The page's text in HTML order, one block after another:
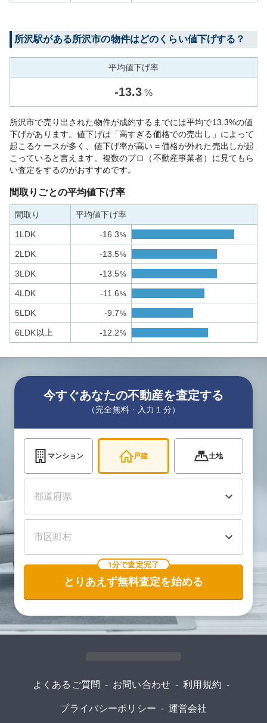
所沢駅がある所沢市の物件はどのくらい値下げする？
平均値下げ率
-13.3 %
所沢市で売り出された物件が成約するまでには平均で13.3%の値
下げがあります。値下げは「高すぎる価格での売出し」によって
起こるケースが多く、値下げ率が高い＝価格が外れた売出しが起
こっていると言えます。複数のプロ（不動産事業者）に見てもら
い査定をするのがおすすめです。
間取りごとの平均値下げ率
間取り 平均値下げ率
1LDK -16.3%
2LDK -13.5%
3LDK -13.5%
4LDK -11.6%
5LDK -9.7%
6LDK以上 -12.2%
今すぐあなたの不動産を査定する
（完全無料・入力１分）
マンション 戸建 土地
1分で査定完了
とりあえず無料査定を始める
よくあるご質問 - お問い合わせ - 利用規約 -
プライバシーポリシー - 運営会社